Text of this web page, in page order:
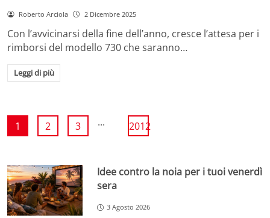
Roberto Arciola 2 Dicembre 2025
Con l’avvicinarsi della fine dell’anno, cresce l’attesa per i
rimborsi del modello 730 che saranno…
Leggi di più
1 2 3 ... 2012
Idee contro la noia per i tuoi venerdì
sera
3 Agosto 2026